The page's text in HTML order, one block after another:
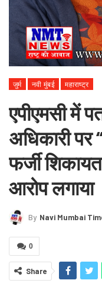
जुर्म नवी मुंबई महाराष्ट्र
एपीएमसी में
अधिकारी पर
फर्जी
आरोप लगाया
By Navi Mumbai Times
0
Share